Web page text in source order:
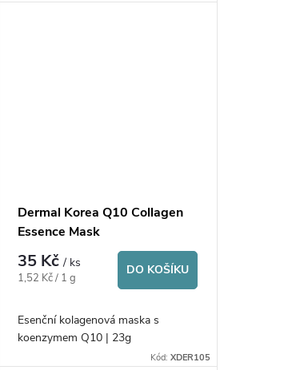
Dermal Korea Q10 Collagen
Essence Mask
35 Kč/ ks
Měrná
1,52 Kč / 1 g
DO KOŠÍKU
Esenční kolagenová maska s
koenzymem Q10 | 23g
Kód: XDER105